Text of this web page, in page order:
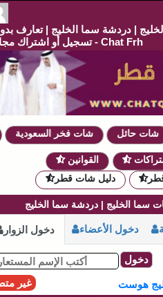
| دردشة سما الخليج | تعارف
تسجيل أو اشتراك مجانًا - Chat Frh
شات فخر السعودية حائل
القوانين
دليل شات قطر
سما الخليج | دردشة سما الخليج
دخول الزوار دخول الأعضاء
دخول
غير
هوست